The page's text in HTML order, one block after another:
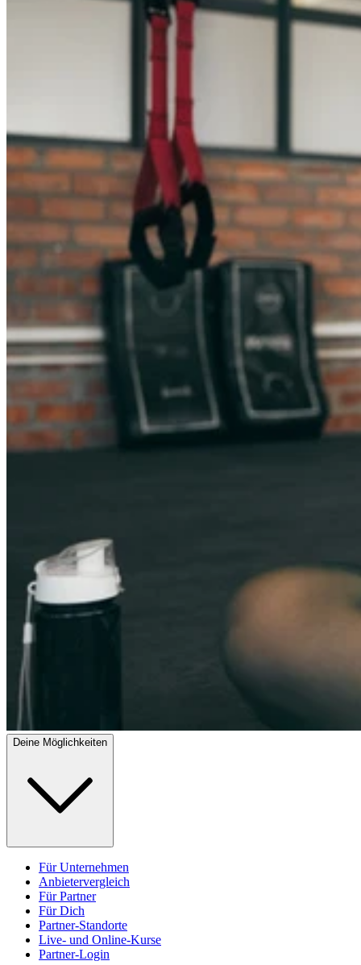
Deine Möglichkeiten
Für Unternehmen
Anbietervergleich
Für Partner
Für Dich
Partner-Standorte
Live- und Online-Kurse
Partner-Login